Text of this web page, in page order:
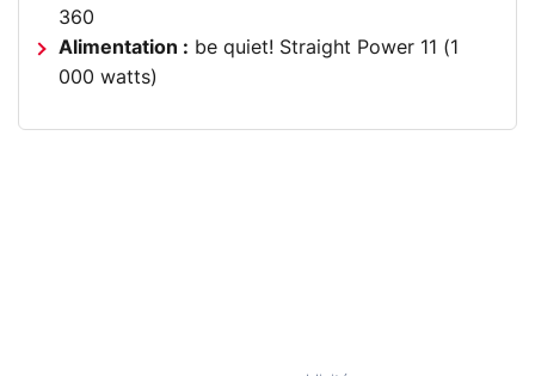
360
Alimentation : be quiet! Straight Power 11 (1
000 watts)